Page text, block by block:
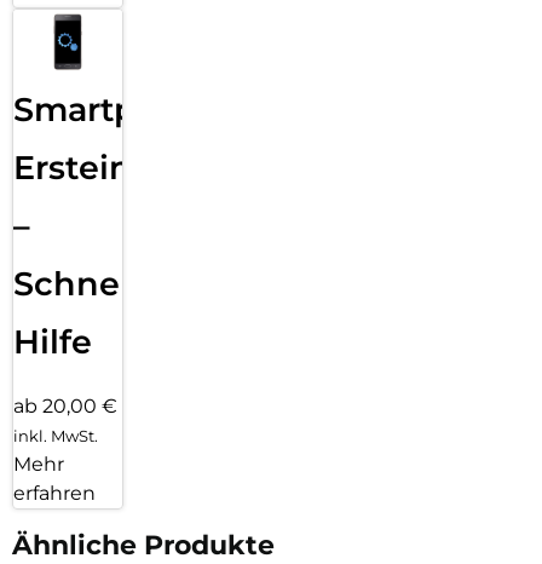
Smartphone
Ersteinrichtung
–
Schnelle
Hilfe
ab 20,00 €
inkl. MwSt.
Mehr
erfahren
Ähnliche Produkte